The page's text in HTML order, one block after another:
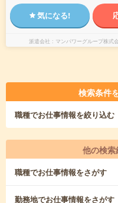
気になる!
派遣会社 マンパワーグループ株
検索条件
職種でお仕事情報を絞り込む
他の検
職種でお仕事情報をさがす
勤務地でお仕事情報をさがす